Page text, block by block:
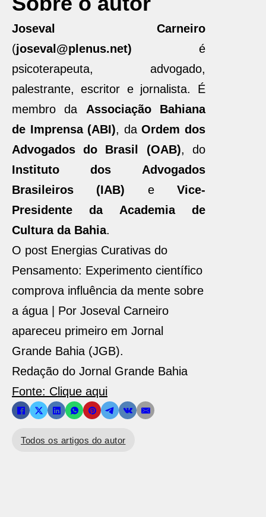
Joseval Carneiro
(joseval@plenus.net) é
psicoterapeuta, advogado,
palestrante, escritor e jornalista. É
membro da Associação Bahiana
de Imprensa (ABI), daOrdem dos
Advogados do Brasil (OAB), do
Instituto dos Advogados
Brasileiros (IAB) e Vice-
Presidente da Academia de
Cultura da Bahia.
O post Energias Curativas do
Pensamento: Experimento científico
comprova influência da mente sobre
a água | Por Joseval Carneiro
apareceu primeiro em Jornal
Grande Bahia (JGB).
Redação do Jornal Grande Bahia
Fonte: Clique aqui
Todos os artigos do autor